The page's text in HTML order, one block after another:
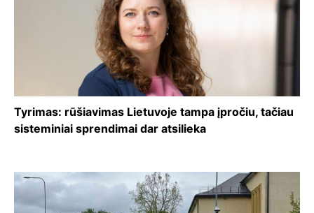
Tyrimas: rūšiavimas Lietuvoje tampa įpročiu, tačiau
sisteminiai sprendimai dar atsilieka